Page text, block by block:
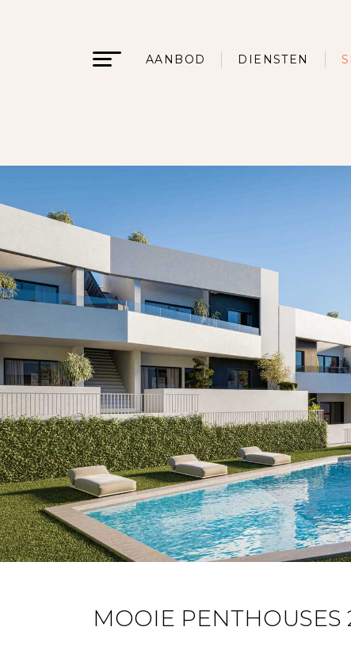
AANBOD DIENSTEN
MOOIE